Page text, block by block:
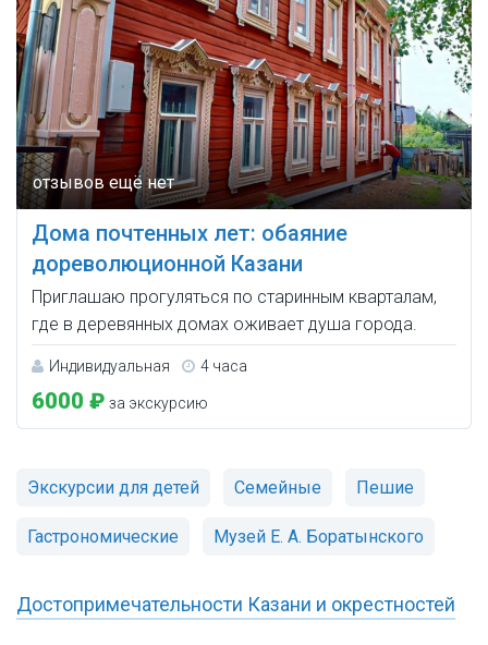
Дома почтенных лет: обаяние
дореволюционной Казани
Приглашаю прогуляться по старинным кварталам,
где в деревянных домах оживает душа города.
Индивидуальная 4 часа
6000 ₽ за экскурсию
Экскурсии для детей Семейные Пешие
Гастрономические Музей Е. А. Боратынского
Достопримечательности Казани и окрестностей